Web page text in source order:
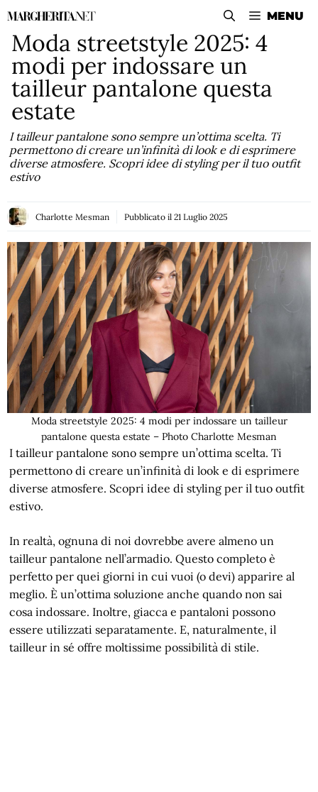
Vai
contenuto
MENU
Moda streetstyle 2025: 4
modi per indossare un
tailleur pantalone questa
estate
I tailleur pantalone sono sempre un’ottima scelta. Ti
permettono di creare un’infinità di look e di esprimere
diverse atmosfere. Scopri idee di styling per il tuo outfit
estivo
Charlotte Mesman Pubblicato il 21 Luglio 2025
Moda streetstyle 2025: 4 modi per indossare un tailleur
pantalone questa estate – Photo Charlotte Mesman
I tailleur pantalone sono sempre un’ottima scelta. Ti
permettono di creare un’infinità di look e di esprimere
diverse atmosfere. Scopri idee di styling per il tuo outfit
estivo.
In realtà, ognuna di noi dovrebbe avere almeno un
tailleur pantalone nell’armadio. Questo completo è
perfetto per quei giorni in cui vuoi (o devi) apparire al
meglio. È un’ottima soluzione anche quando non sai
cosa indossare. Inoltre, giacca e pantaloni possono
essere utilizzati separatamente. E, naturalmente, il
tailleur in sé offre moltissime possibilità di stile.